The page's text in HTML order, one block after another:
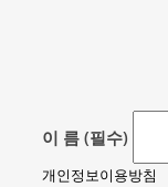
이 름 (필수)
개인정보이용방침